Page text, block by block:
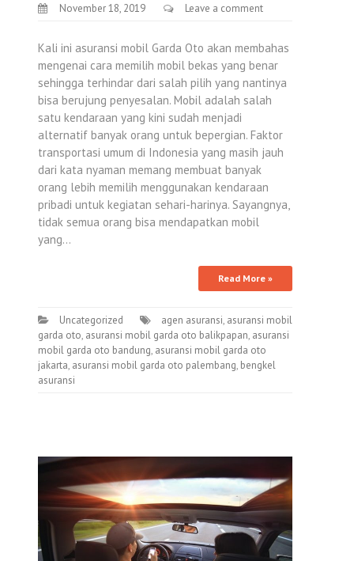
November 18, 2019 Leave a comment
Kali ini asuransi mobil Garda Oto akan membahas
mengenai cara memilih mobil bekas yang benar
sehingga terhindar dari salah pilih yang nantinya
bisa berujung penyesalan. Mobil adalah salah
satu kendaraan yang kini sudah menjadi
alternatif banyak orang untuk bepergian. Faktor
transportasi umum di Indonesia yang masih jauh
dari kata nyaman memang membuat banyak
orang lebih memilih menggunakan kendaraan
pribadi untuk kegiatan sehari-harinya. Sayangnya,
tidak semua orang bisa mendapatkan mobil
yang…
Read More »
Uncategorized agen asuransi, asuransi mobil
garda oto, asuransi mobil garda oto balikpapan, asuransi
mobil garda oto bandung, asuransi mobil garda oto
jakarta, asuransi mobil garda oto palembang, bengkel
asuransi